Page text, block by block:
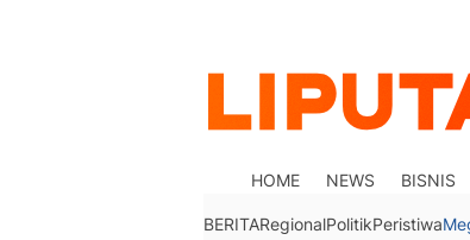
HOME NEWS BISNIS
BERITARegionalPolitikPeristiwa